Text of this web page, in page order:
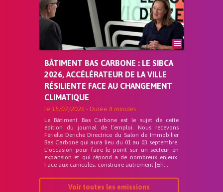
BÂTIMENT BAS CARBONE : LE SIBCA
2026, ACCÉLÉRATEUR DE LA VILLE
RÉSILIENTE FACE AU CHANGEMENT
CLIMATIQUE
le 15/07/2026 - Durée 8 minutes
Le Bâtiment Bas Carbone est le sujet de cette
édition du journal de l’emploi. Nous recevons
Férielle Deriche Directrice du Salon de Immobilier
Bas Carbone qui aura lieu du 01 au 03 septembre.
L’occasion pour faire le point sur un secteur en
expansion et qui répond a de nombreux enjeux.
Face aux canicules, construire autrement [&h...
Voir toutes les emissions